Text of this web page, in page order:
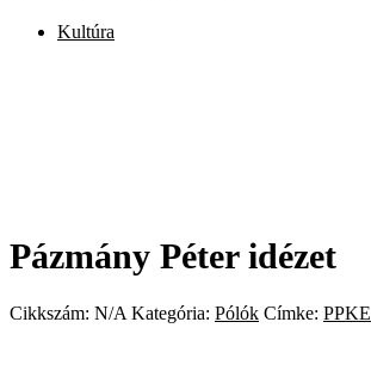
Kultúra
Pázmány Péter idézet
Cikkszám: N/A Kategória: Pólók Címke: PPKE